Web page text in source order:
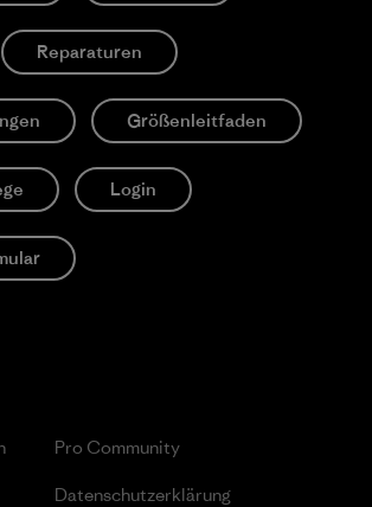
Reparaturen
Größenleitfaden
Login
Pro Community
Datenschutzerklärung